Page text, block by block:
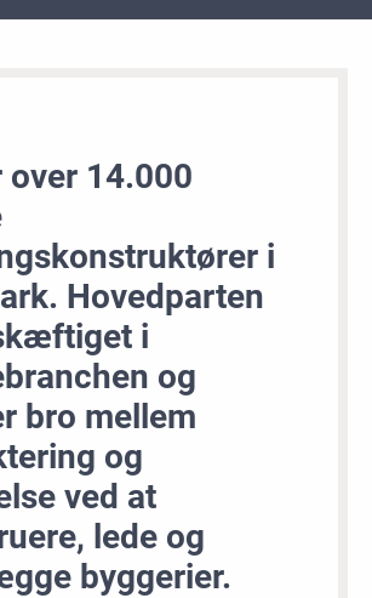
over 14.000
i
Hovedparten
i
og
bro mellem
og
ved at
lede og
byggerier.